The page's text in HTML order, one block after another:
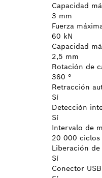
Capacidad
3 mm
Fuerza
60 kN
Capacidad
2,5 mm
Rotación de
360 °
Retracción
Sí
Detección
Sí
Intervalo de
20 000 ciclos
Liberación
Sí
Conector USB